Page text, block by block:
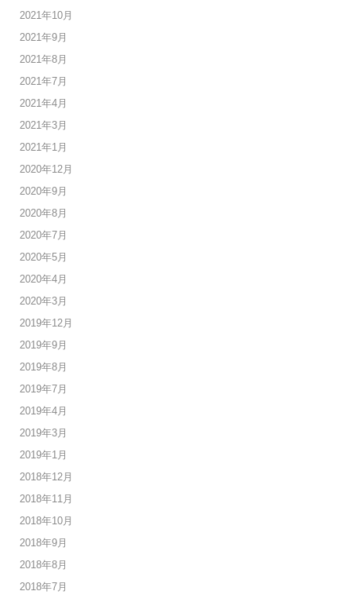
2021年10月
2021年9月
2021年8月
2021年7月
2021年4月
2021年3月
2021年1月
2020年12月
2020年9月
2020年8月
2020年7月
2020年5月
2020年4月
2020年3月
2019年12月
2019年9月
2019年8月
2019年7月
2019年4月
2019年3月
2019年1月
2018年12月
2018年11月
2018年10月
2018年9月
2018年8月
2018年7月